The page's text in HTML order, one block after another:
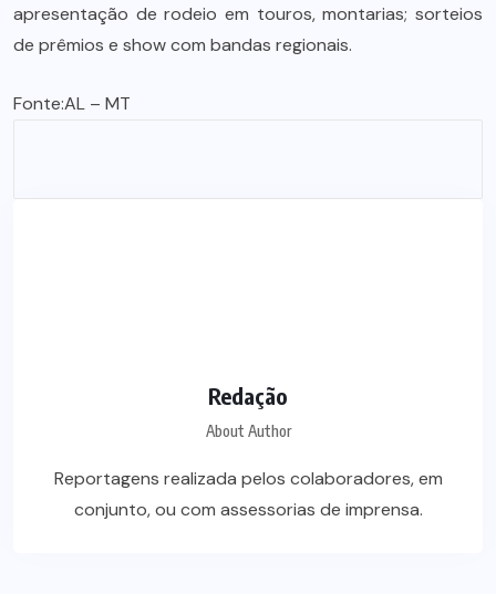
apresentação de rodeio em touros, montarias; sorteios
de prêmios e show com bandas regionais.
Fonte:AL – MT
Redação
About Author
Reportagens realizada pelos colaboradores, em
conjunto, ou com assessorias de imprensa.